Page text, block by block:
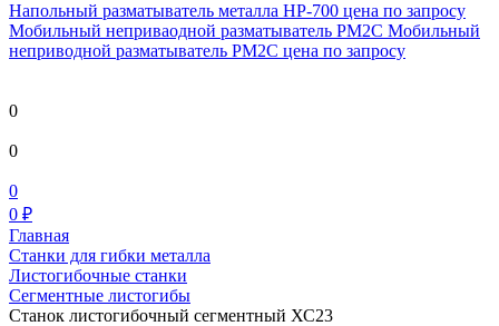
Напольный разматыватель металла HP-700 цена по запросу
Мобильный непривaодной разматыватель РМ2С Мобильный
неприводной разматыватель РМ2С цена по запросу
0
0
0
0 ₽
Главная
Станки для гибки металла
Листогибочные станки
Сегментные листогибы
Станок листогибочный сегментный ХС23